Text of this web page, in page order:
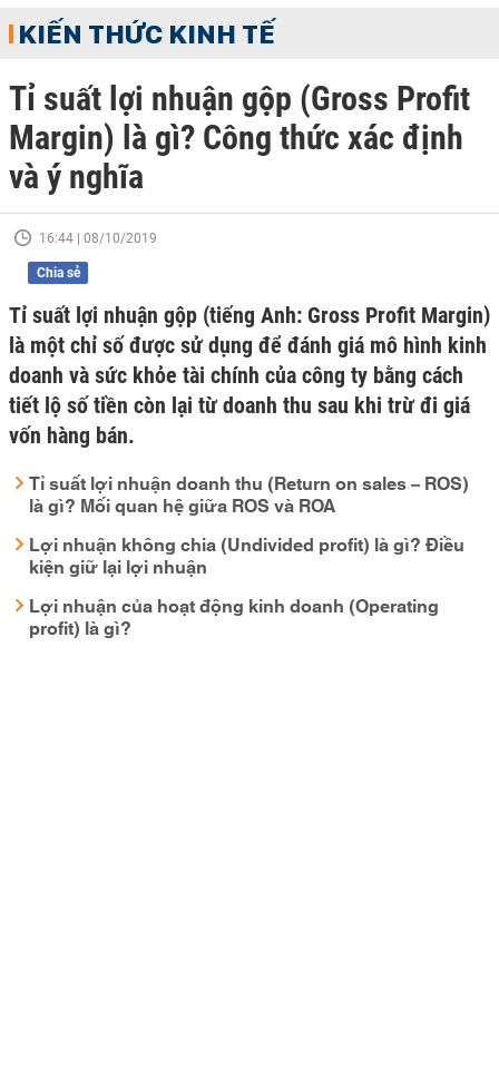
KIẾN THỨC KINH TẾ
Tỉ suất lợi nhuận gộp (Gross Profit
Margin) là gì? Công thức xác định
và ý nghĩa
16:44 | 08/10/2019
Chia sẻ
Tỉ suất lợi nhuận gộp (tiếng Anh: Gross Profit Margin)
là một chỉ số được sử dụng để đánh giá mô hình kinh
doanh và sức khỏe tài chính của công ty bằng cách
tiết lộ số tiền còn lại từ doanh thu sau khi trừ đi giá
vốn hàng bán.
Tỉ suất lợi nhuận doanh thu (Return on sales – ROS)
là gì? Mối quan hệ giữa ROS và ROA
Lợi nhuận không chia (Undivided profit) là gì? Điều
kiện giữ lại lợi nhuận
Lợi nhuận của hoạt động kinh doanh (Operating
profit) là gì?